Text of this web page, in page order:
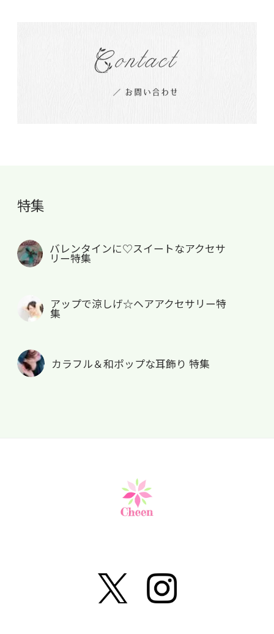
特集
バレンタインに♡スイートなアクセサ
リー特集
アップで涼しげ☆ヘアアクセサリー特
集
カラフル＆和ポップな耳飾り 特集